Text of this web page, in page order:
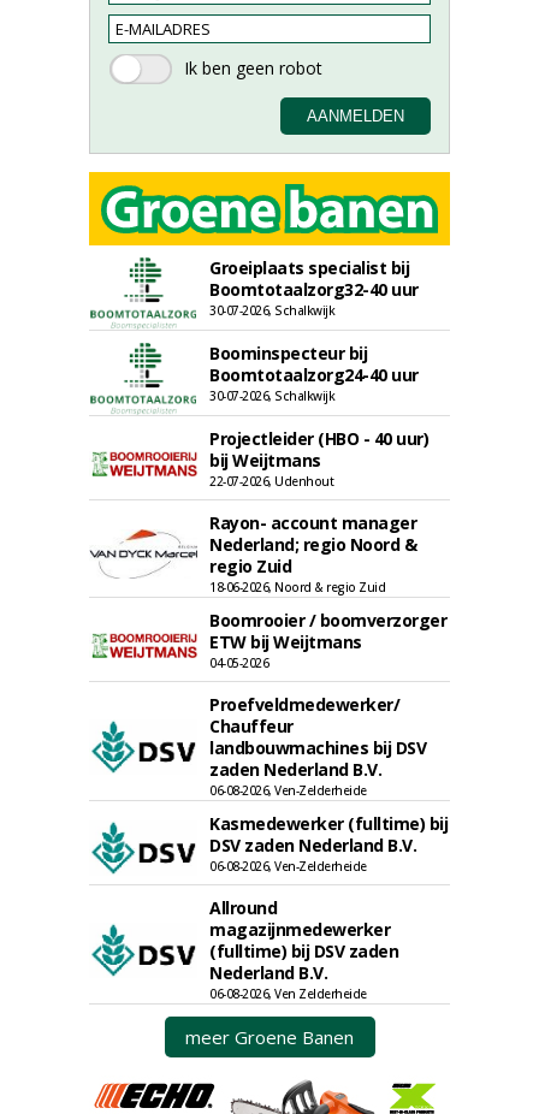
Groeiplaats specialist bij
Boomtotaalzorg32-40 uur
30-07-2026, Schalkwijk
Boominspecteur bij
Boomtotaalzorg24-40 uur
30-07-2026, Schalkwijk
Projectleider (HBO - 40 uur)
bij Weijtmans
22-07-2026, Udenhout
Rayon- account manager
Nederland; regio Noord &
regio Zuid
18-06-2026, Noord & regio Zuid
Boomrooier / boomverzorger
ETW bij Weijtmans
04-05-2026
Proefveldmedewerker/
Chauffeur
landbouwmachines bij DSV
zaden Nederland B.V.
06-08-2026, Ven-Zelderheide
Kasmedewerker (fulltime) bij
DSV zaden Nederland B.V.
06-08-2026, Ven-Zelderheide
Allround
magazijnmedewerker
(fulltime) bij DSV zaden
Nederland B.V.
06-08-2026, Ven Zelderheide
meer Groene Banen